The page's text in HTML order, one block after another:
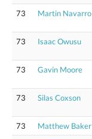
73 Martin Navarro
73
Isaac Owusu
73
Gavin Moore
73
Silas Coxson
73 Matthew Baker